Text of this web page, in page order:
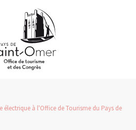
électrique à l'Office de Tourisme du Pays de